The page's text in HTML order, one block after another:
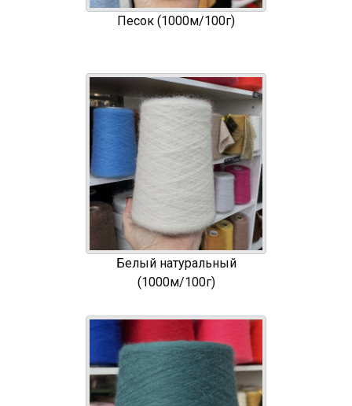
Песок (1000м/100г)
Белый натуральный
(1000м/100г)